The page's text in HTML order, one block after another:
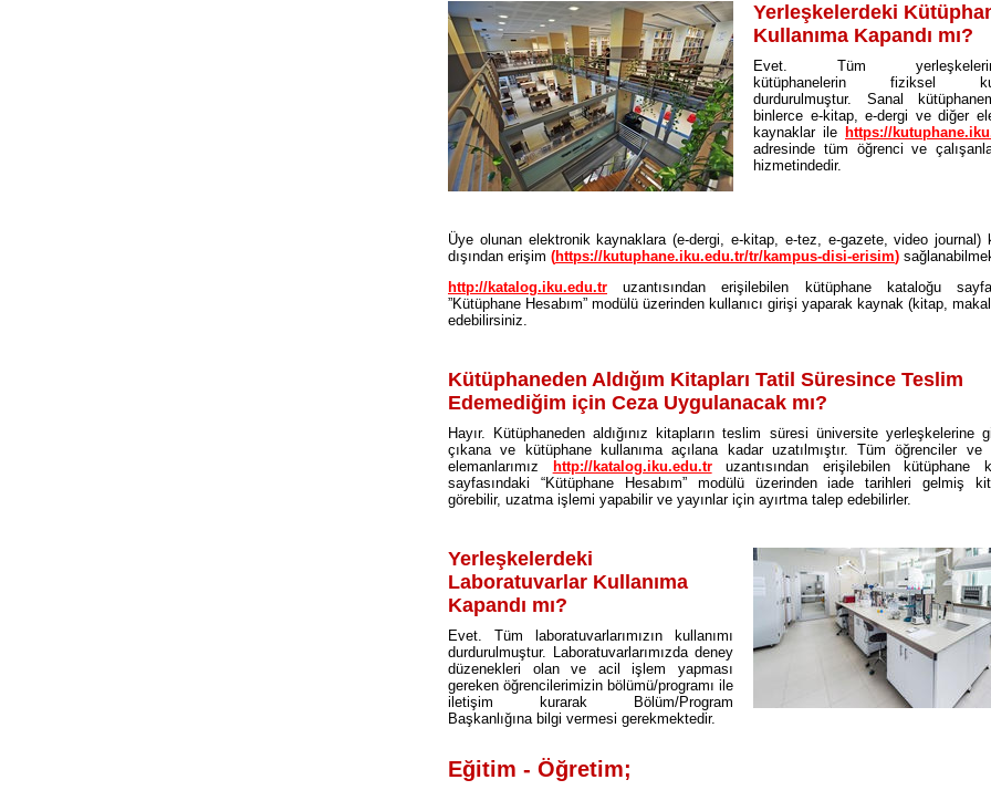
Yerleşkelerdeki
Kullanıma Kapandı mı?
Evet. Tüm
kütüphanelerin fiziksel
durdurulmuştur. Sanal
binlerce e-kitap, e-dergi ve diğer
kaynaklar ile https://
adresinde tüm öğrenci ve
hizmetindedir.
Üye olunan elektronik kaynaklara (e-dergi, e-kitap, e-tez, e-gazete, video journal)
dışından erişim (https://kutuphane.iku.edu.tr/tr/kampus-disi-erisim)
http://katalog.iku.edu.tr uzantısından erişilebilen kütüphane kataloğu
”Kütüphane Hesabım” modülü üzerinden kullanıcı girişi yaparak kaynak (kitap,
edebilirsiniz.
Kütüphaneden Aldığım Kitapları Tatil Süresince Teslim
Edemediğim için Ceza Uygulanacak mı?
Hayır. Kütüphaneden aldığınız kitapların teslim süresi üniversite yerleşkelerine
çıkana ve kütüphane kullanıma açılana kadar uzatılmıştır. Tüm öğrenciler ve
elemanlarımız
http://katalog.iku.edu.truzantısından erişilebilen kütüphane
sayfasındaki “Kütüphane Hesabım” modülü üzerinden iade tarihleri gelmiş
görebilir, uzatma işlemi yapabilir ve yayınlar için ayırtma talep edebilirler.
Yerleşkelerdeki
Laboratuvarlar Kullanıma
Kapandı mı?
Evet. Tüm laboratuvarlarımızın kullanımı
durdurulmuştur. Laboratuvarlarımızda deney
düzenekleri olan ve acil işlem yapması
gereken öğrencilerimizin bölümü/programı ile
iletişim kurarak Bölüm/Program
Başkanlığına bilgi vermesi gerekmektedir.
Eğitim - Öğretim;